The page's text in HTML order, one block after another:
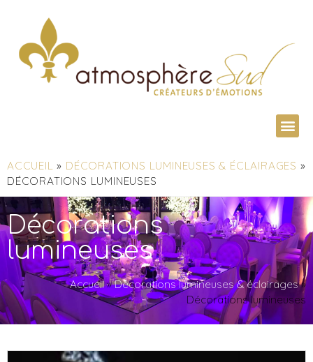
ACCUEIL » DÉCORATIONS LUMINEUSES & ÉCLAIRAGES »
DÉCORATIONS LUMINEUSES
Décorations
lumineuses
Accueil»Décorations lumineuses & éclairages»
Décorations lumineuses